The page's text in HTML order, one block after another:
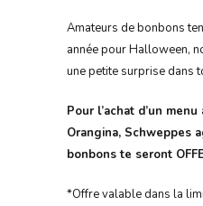
Amateurs de bonbons
année pour Halloween,
une petite surprise dans
Pour l’achat d’un
Orangina, Schweppes
bonbons te seront
*Offre valable dans la